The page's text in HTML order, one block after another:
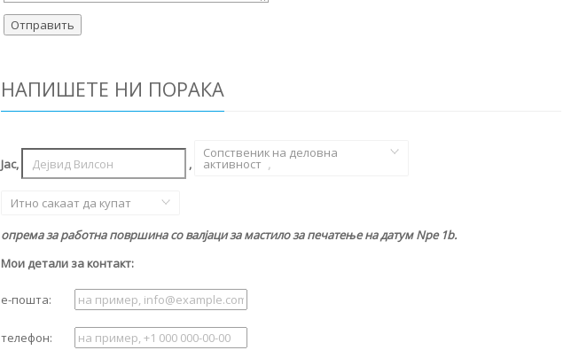
НАПИШЕТЕ НИ ПОРАКА
Јас, ,
Сопственик на деловна
активност
Итно сакаат да купат
опрема за работна површина со валјаци за мастило за печатење на датум Npe 1b.
Мои детали за контакт:
е-пошта:
телефон: